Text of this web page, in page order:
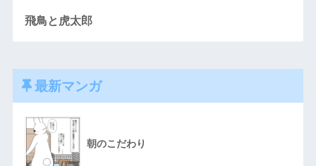
飛鳥と虎太郎
最新マンガ
朝のこだわり